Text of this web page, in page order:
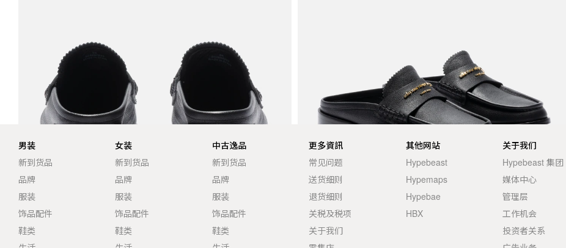
男装
新到货品
品牌
服装
饰品配件
鞋类
女装
新到货品
品牌
服装
饰品配件
鞋类
中古逸品
新到货品
品牌
服装
饰品配件
鞋类
更多資訊
常见问题
送货细则
退货细则
关税及税项
关于我们
其他网站
Hypebeast
Hypemaps
Hypebae
HBX
关于我们
Hypebeast 集团
媒体中心
管理层
工作机会
投资者关系